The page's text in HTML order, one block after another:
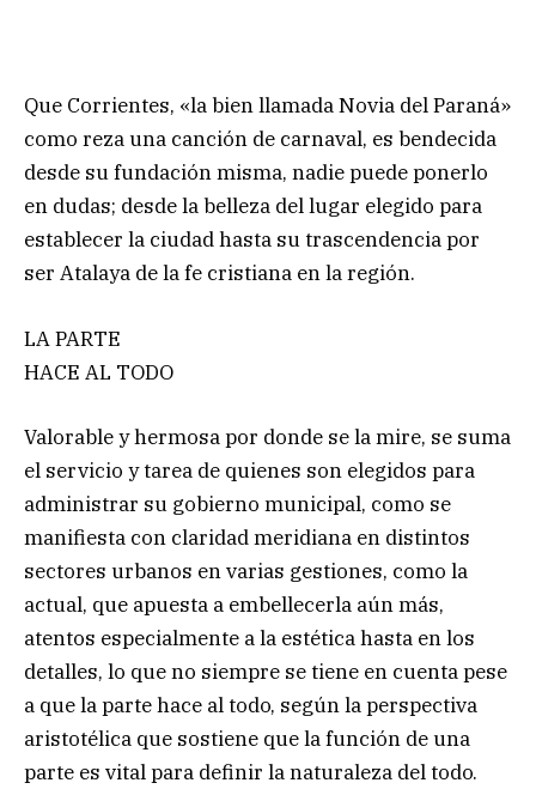
Que Corrientes, «la bien llamada Novia del Paraná»
como reza una canción de carnaval, es bendecida
desde su fundación misma, nadie puede ponerlo
en dudas; desde la belleza del lugar elegido para
establecer la ciudad hasta su trascendencia por
ser Atalaya de la fe cristiana en la región.
LA PARTE
HACE AL TODO
Valorable y hermosa por donde se la mire, se suma
el servicio y tarea de quienes son elegidos para
administrar su gobierno municipal, como se
manifiesta con claridad meridiana en distintos
sectores urbanos en varias gestiones, como la
actual, que apuesta a embellecerla aún más,
atentos especialmente a la estética hasta en los
detalles, lo que no siempre se tiene en cuenta pese
a que la parte hace al todo, según la perspectiva
aristotélica que sostiene que la función de una
parte es vital para definir la naturaleza del todo.